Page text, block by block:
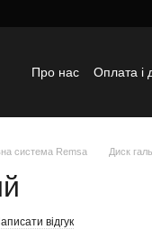
Про нас Оплата і
система Remsa Диск
відгук